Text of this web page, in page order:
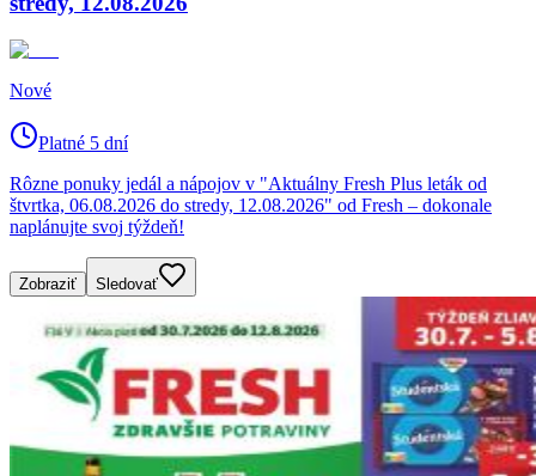
Nové
Platné 5 dní
Rôzne ponuky jedál a nápojov v "Aktuálny Fresh Plus leták od
štvrtka, 06.08.2026 do stredy, 12.08.2026" od Fresh – dokonale
naplánujte svoj týždeň!
Zobraziť Sledovať